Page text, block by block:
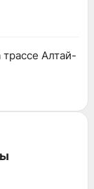
Алтай-